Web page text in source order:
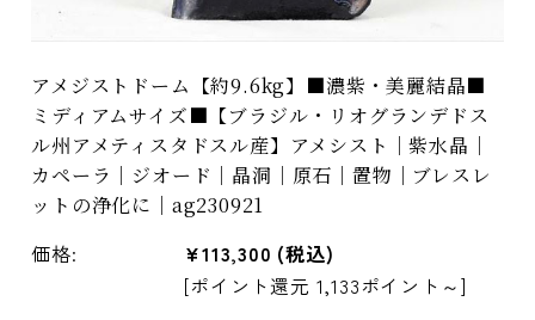
アメジストドーム【約9.6kg】■濃紫・美麗結晶■
ミディアムサイズ■【ブラジル・リオグランデドス
ル州アメティスタドスル産】アメシスト｜紫水晶｜
カペーラ｜ジオード｜晶洞｜原石｜置物｜ブレスレ
ットの浄化に｜ag230921
価格: ¥113,300 (税込)
[ポイント還元 1,133ポイント～]